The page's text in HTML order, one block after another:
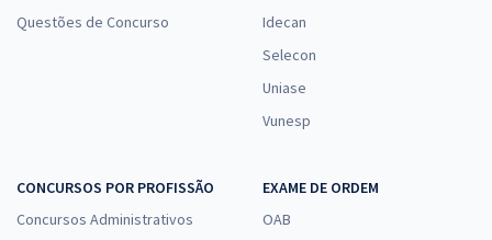
Questões de Concurso
Idecan
Selecon
Uniase
Vunesp
CONCURSOS POR PROFISSÃO
Concursos Administrativos
EXAME DE ORDEM
OAB